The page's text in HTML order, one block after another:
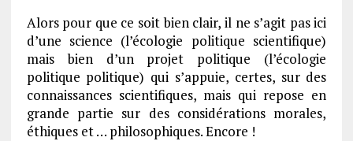
Alors pour que ce soit bien clair, il ne s’agit pas ici
d’une science (l’écologie politique scientifique)
mais bien d’un projet politique (l’écologie
politique politique) qui s’appuie, certes, sur des
connaissances scientifiques, mais qui repose en
grande partie sur des considérations morales,
éthiques et … philosophiques. Encore !